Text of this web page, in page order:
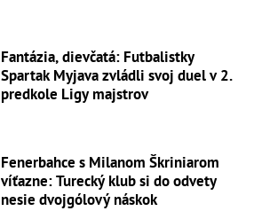
Fantázia, dievčatá: Futbalistky
Spartak Myjava zvládli svoj duel v 2.
predkole Ligy majstrov
Fenerbahce s Milanom Škriniarom
víťazne: Turecký klub si do odvety
nesie dvojgólový náskok